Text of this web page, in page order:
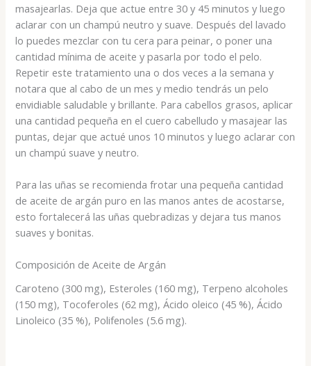
masajearlas. Deja que actue entre 30 y 45 minutos y luego
aclarar con un champú neutro y suave. Después del lavado
lo puedes mezclar con tu cera para peinar, o poner una
cantidad mínima de aceite y pasarla por todo el pelo.
Repetir este tratamiento una o dos veces a la semana y
notara que al cabo de un mes y medio tendrás un pelo
envidiable saludable y brillante. Para cabellos grasos, aplicar
una cantidad pequeña en el cuero cabelludo y masajear las
puntas, dejar que actué unos 10 minutos y luego aclarar con
un champú suave y neutro.
Para las uñas se recomienda frotar una pequeña cantidad
de aceite de argán puro en las manos antes de acostarse,
esto fortalecerá las uñas quebradizas y dejara tus manos
suaves y bonitas.
Composición de Aceite de Argán
Caroteno (300 mg), Esteroles (160 mg), Terpeno alcoholes
(150 mg), Tocoferoles (62 mg), Ácido oleico (45 %), Ácido
Linoleico (35 %), Polifenoles (5.6 mg).